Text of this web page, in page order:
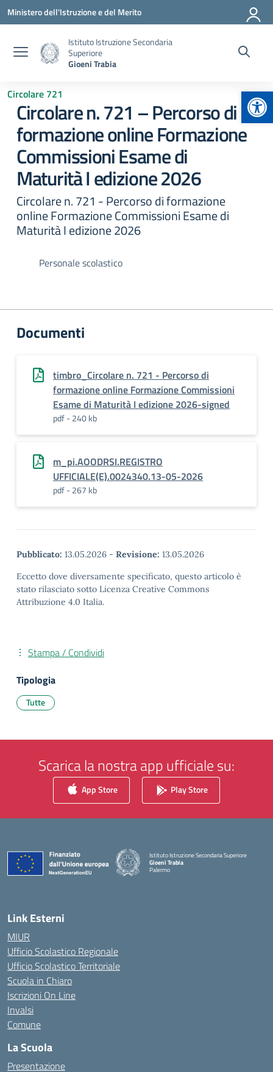
Vai ai contenuti
Vai al menu di navigazione
Vai al footer
Ministero dell'Istruzione e del Merito
Istituto Istruzione Secondaria
Superiore
Gioeni Trabia
Circolare 721
Circolare n. 721 – Percorso di
formazione online Formazione
Commissioni Esame di
Maturità I edizione 2026
Circolare n. 721 - Percorso di formazione
online Formazione Commissioni Esame di
Maturità I edizione 2026
Personale scolastico
Documenti
timbro_Circolare n. 721 - Percorso di
formazione online Formazione Commissioni
Esame di Maturità I edizione 2026-signed
pdf - 240 kb
m_pi.AOODRSI.REGISTRO
UFFICIALE(E).0024340.13-05-2026
pdf - 267 kb
Pubblicato: 13.05.2026 - Revisione: 13.05.2026
Eccetto dove diversamente specificato, questo articolo è
stato rilasciato sotto Licenza Creative Commons
Attribuzione 4.0 Italia.
Stampa / Condividi
Tipologia
Tutte
Scarica la nostra app ufficiale su:
App Store Play Store
Istituto Istruzione Secondaria Superiore
Gioeni Trabia
Palermo
Link Esterni
MIUR
Ufficio Scolastico Regionale
Ufficio Scolastico Territoriale
Scuola in Chiaro
Iscrizioni On Line
Invalsi
Comune
La Scuola
Presentazione